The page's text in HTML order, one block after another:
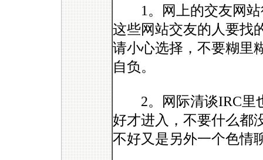
1。网上的交友网站
这些网站交友的人要找
请小心选择，不要糊里
自负。
2。网际清谈IRC里
好才进入，不要什么都
不好又是另外一个色情